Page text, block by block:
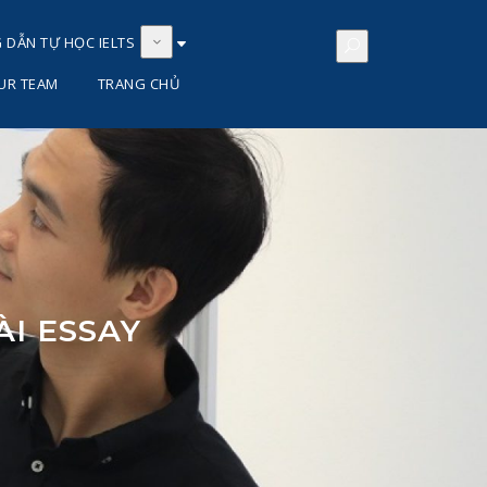
TỰ HỌC IELTS
TEAM TRANG CHỦ
ESSAY